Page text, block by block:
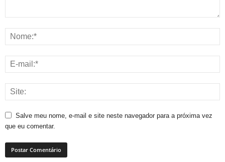
Salve meu nome, e-mail e site neste navegador para a próxima vez
que eu comentar.